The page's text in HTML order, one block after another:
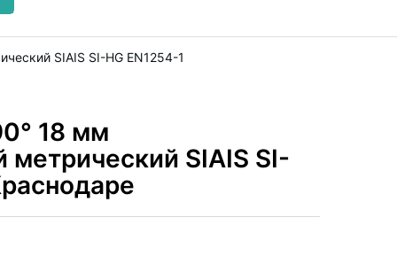
SIAIS SI-HG EN1254-1
18 мм
метрический SIAIS SI-